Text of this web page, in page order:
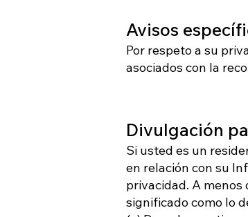
Avisos
Por respeto a su
asociados con la
Divulgación
Si usted es un
en relación con su
privacidad. A
significado como lo